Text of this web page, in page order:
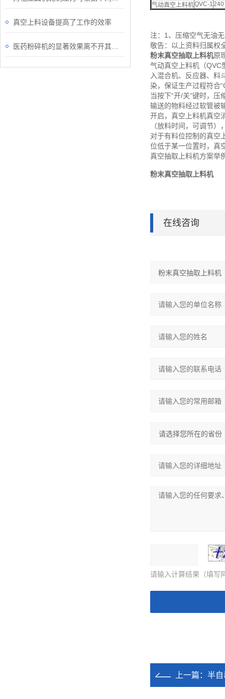
真空上料设备提高了工作的效率
气动真空上料机QVC-1240
注：1、压缩空气无油
敬告：以上资料归属权
粉末真空抽取上料机原
气动真空上料机（QVC
入混合机、反应器、料
染，保证生产过程符合
当按下“开/关”键时，
输送的物料经过软管被
开启，真空上料机真空
（放料时间，可调节
对于有料位控制的真空
位低于某一位置时，真
真空抽取上料机方案举
粉末真空抽取上料机
在线咨询
请输入计算结果（填写
上一篇： 半